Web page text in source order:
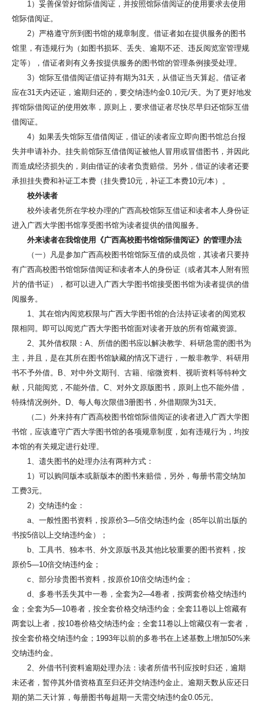
1）妥善保管好馆际借阅证，并按照馆际借阅证的使用要求去使用
馆际借阅证。
2）严格遵守所到图书馆的规章制度。借证者如在提供服务的图书
馆里，有违规行为（如图书损坏、丢失、逾期不还、违反阅览室管理规
定等），借证者则有义务按提供服务的图书馆的管理条例接受处理。
3）馆际互借借阅证借证持有期为31天，从借证当天算起。借证者
应在31天内还证，逾期归还的，要交纳违约金0.10元/天。为了更好地发
挥馆际借阅证的使用效率，原则上，要求借证者尽快尽早归还馆际互借
借阅证。
4）如果丢失馆际互借借阅证，借证的读者应立即向图书馆总台报
失并申请补办。挂失前馆际互借借阅证被他人冒用或冒借图书，并因此
而造成经济损失的，则由借证的读者负责赔偿。另外，借证的读者还要
承担挂失费和补证工本费（挂失费10元，补证工本费10元/本）。
校外读者
校外读者凭所在学校办理的广西高校馆际互借证和读者本人身份证
进入广西大学图书馆享受图书馆为读者提供的借阅服务。
外来读者在我馆使用《广西高校图书馆馆际借阅证》的管理办法
（一）凡是参加广西高校图书馆馆际互借的成员馆，其读者只要持
有广西高校图书馆馆际借阅证和读者本人的身份证（或者其本人附有照
片的借书证），都可以进入广西大学图书馆接受图书馆为读者提供的借
阅服务。
1、其在馆内阅览权限与广西大学图书馆的合法持证读者的阅览权
限相同。即可以阅览广西大学图书馆面对读者开放的所有馆藏资源。
2、其外借权限：A、所借的图书应以解决教学、科研急需的图书为
主，并且，是在其所在图书馆缺藏的情况下进行，一般非教学、科研用
书不予外借。B、对中外文期刊、古籍、缩微资料、视听资料等特种文
献，只能阅览，不能外借。C、对外文原版图书，原则上也不能外借，
特殊情况例外。D、每人每次限借3册图书，外借期限为31天。
（二）外来持有广西高校图书馆馆际借阅证的读者进入广西大学图
书馆，应该遵守广西大学图书馆的各项规章制度，如有违规行为，均按
本馆的有关规定进行处理。
1、遗失图书的处理办法有两种方式：
1）可以购同版本或新版本的图书来赔偿，另外，每册书需交纳加
工费3元。
2）交纳违约金：
a、一般性图书资料，按原价3—5倍交纳违约金（85年以前出版的
书按5倍以上交纳违约金）；
b、工具书、独本书、外文原版书及其他比较重要的图书资料，按
原价5—10倍交纳违约金；
c、部分珍贵图书资料，按原价10倍交纳违约金；
d、多卷书丢失其中一卷，全套为2—4卷者，按两套价格交纳违约
金；全套为5—10卷者，按全套价格交纳违约金；全套11卷以上馆藏有
两套以上者，按10卷价格交纳违约金；全套11卷以上馆藏仅有一套者，
按全套价格交纳违约金；1993年以前的多卷书在上述基数上增加50%来
交纳违约金。
2、外借书刊资料逾期处理办法：读者所借书刊应按时归还，逾期
未还者，暂停其外借资格直至归还并交纳违约金止。逾期天数从应还日
期的第二天计算，每册图书每超期一天需交纳违约金0.05元。